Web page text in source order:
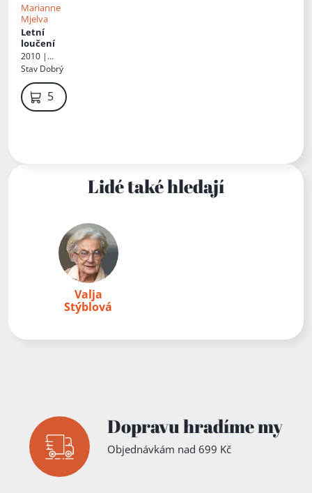
Marianne
Mjelva
Letní
loučení
2010 |
Stabenfeldt
Stav Dobrý
59 Kč
Lidé také hledají
Valja
Stýblová
Dopravu hradíme my
Objednávkám nad 699 Kč